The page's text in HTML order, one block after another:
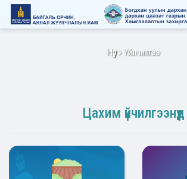
Нүүр Үйлчилгээ
Цахим үйчилгээнүүд